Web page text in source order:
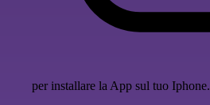
per installare la App sul tuo Iphone.